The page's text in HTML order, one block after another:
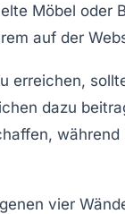
Möbel oder
auf der
erreichen,
dazu
vier